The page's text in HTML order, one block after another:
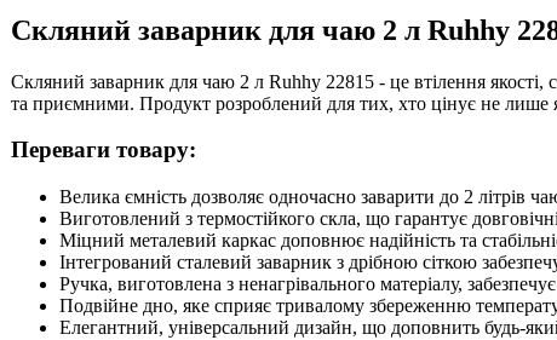
Скляний заварник для чаю 2 л Ruhhy
Скляний заварник для чаю 2 л Ruhhy 22815 - це втілення
та приємними. Продукт розроблений для тих, хто цінує не лише
Переваги товару:
Велика ємність дозволяє одночасно заварити до 2 літрів
Виготовлений з термостійкого скла, що гарантує
Міцний металевий каркас доповнює надійність та
Інтегрований сталевий заварник з дрібною сіткою
Ручка, виготовлена з ненагрівального матеріалу,
Подвійне дно, яке сприяє тривалому збереженню
Елегантний, універсальний дизайн, що доповнить будь-